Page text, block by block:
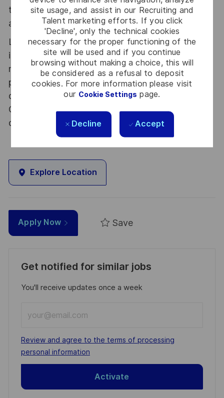
site usage, and assist in our Recruiting and
Talent marketing efforts. If you click
'Decline', only the technical cookies
necessary for the proper functioning of the
site will be used and if you continue
browsing without making a choice, this will
be considered as a refusal to deposit
cookies. For more information please visit
our Cookie Settings page.
Decline Accept
tous les talents. La diversité est notre meilleur
atout. Postulez et rejoignez nous !
Le poste pouvant nécessiter d'accéder à des
informations relevant du secret de la défense
nationale, la personne retenue fera l'objet d'une
procédure d’habilitation, conformément aux
dispositions des articles R.2311-1 et suivants du
Code de la défense et de l’IGI 1300 SGDSN/PSE
du 09 août 2021.
Explore Location
Apply Now Save
Get notified for similar jobs
You'll receive updates once a week
Email
address
(Required)
Required
Review and agree to the terms of processing
personal information
Activate